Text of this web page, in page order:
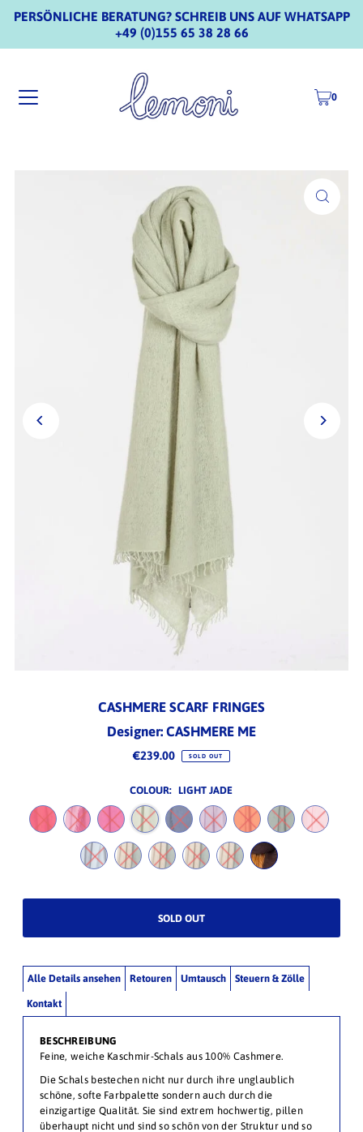
PERSÖNLICHE BERATUNG? SCHREIB UNS AUF WHATSAPP
+49 (0)155 65 38 28 66
0
CASHMERE SCARF FRINGES
Designer: CASHMERE ME
€239.00 SOLD OUT
COLOUR: LIGHT JADE
Alle Details ansehen Retouren Umtausch Steuern & Zölle
Kontakt
BESCHREIBUNG
Feine, weiche Kaschmir-Schals aus 100% Cashmere.
Die Schals bestechen nicht nur durch ihre unglaublich
schöne, softe Farbpalette sondern auch durch die
einzigartige Qualität. Sie sind extrem hochwertig, pillen
überhaupt nicht und sind so schön von der Struktur und so